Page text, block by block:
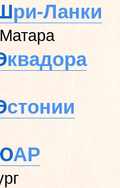
ри-Ланки
Матара
квадора
стонии
АР